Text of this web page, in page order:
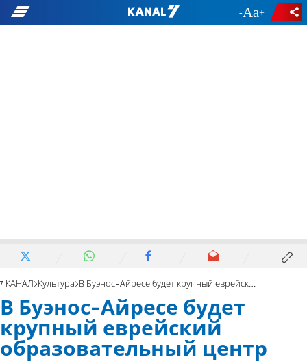
- +
7 КАНАЛ Культура В Буэнос-Айресе будет крупный еврейский образовательный центр
В Буэнос-Айресе будет
крупный еврейский
образовательный центр